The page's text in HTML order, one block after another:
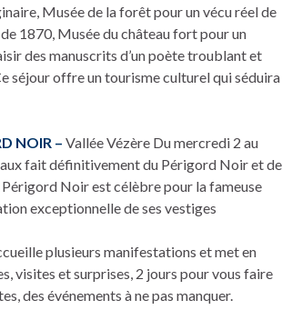
Musée de la forêt pour un vécu réel de
1870, Musée du château fort pour un
des manuscrits d’un poète troublant et
séjour offre un tourisme culturel qui séduira
NOIR – Vallée Vézère Du mercredi 2 au
fait définitivement du Périgord Noir et de
Noir est célèbre pour la fameuse
exceptionnelle de ses vestiges
plusieurs manifestations et met en
visites et surprises, 2 jours pour vous faire
des événements à ne pas manquer.